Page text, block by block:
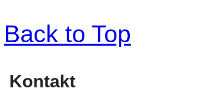
Back to Top
Kontakt